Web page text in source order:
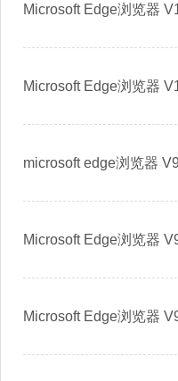
Microsoft Edge浏览器
Microsoft Edge浏览器
microsoft edge浏览器
Microsoft Edge浏览器
Microsoft Edge浏览器